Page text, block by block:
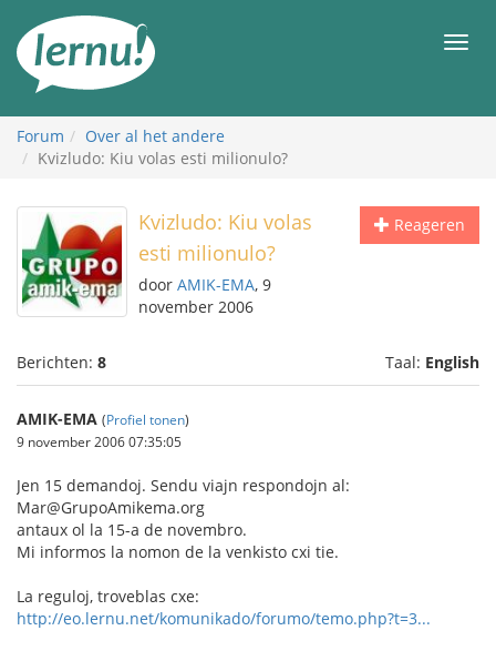
inhoud
Forum
Over al het andere
Kvizludo: Kiu volas esti milionulo?
Reageren
Kvizludo: Kiu volas
esti milionulo?
door AMIK-EMA, 9
november 2006
Berichten: 8 Taal: English
AMIK-EMA (Profiel tonen)
9 november 2006 07:35:05
Jen 15 demandoj. Sendu viajn respondojn al:
Mar@GrupoAmikema.org
antaux ol la 15-a de novembro.
Mi informos la nomon de la venkisto cxi tie.
La reguloj, troveblas cxe:
http://eo.lernu.net/komunikado/forumo/temo.php?t=3...